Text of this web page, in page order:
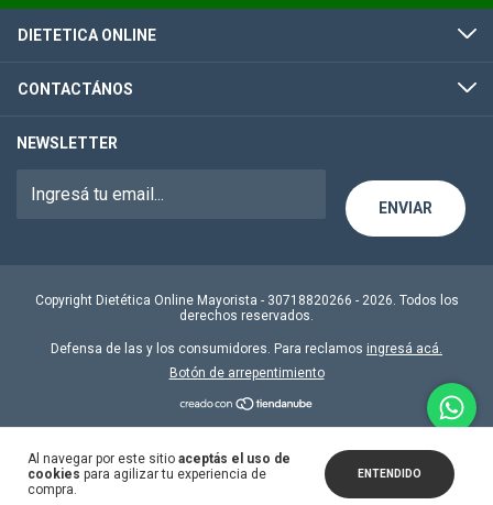
Al navegar por este sitio aceptás el uso de
cookies para agilizar tu experiencia de
compra.
ENTENDIDO
DIETETICA ONLINE
CONTACTÁNOS
NEWSLETTER
Copyright Dietética Online Mayorista - 30718820266 - 2026. Todos los
derechos reservados.
Defensa de las y los consumidores. Para reclamos ingresá acá.
Botón de arrepentimiento